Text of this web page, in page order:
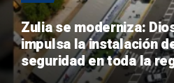
Zulia se moderniza:
impulsa la instalación
seguridad en toda la